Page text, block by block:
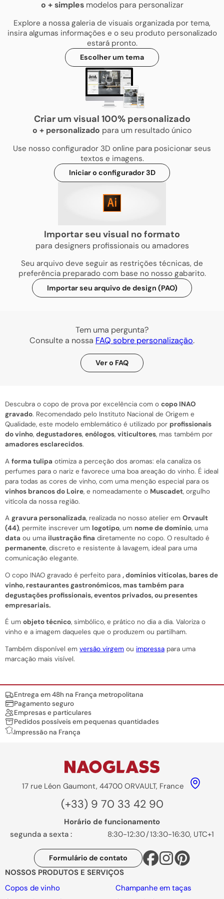
o +simplesmodelos para personalizar
Explore a nossa galeria de visuais organizada por tema,
insira algumas informações e o seu produto personalizado
estará pronto.
Escolher um tema
Criar um visual 100% personalizado
o + personalizado para um resultado único
Use nosso configurador 3D online para posicionar seus
textos e imagens.
Iniciar o configurador 3D
Importar seu visual no formato
para designers profissionais ou amadores
Seu arquivo deve seguir as restrições técnicas, de
preferência preparado com base no nosso gabarito.
Importar seu arquivo de design (PAO)
Tem uma pergunta?
Consulte a nossa FAQ sobre personalização.
Ver o FAQ
Descubra o copo de prova por excelência com o copo INAO
gravado. Recomendado pelo Instituto Nacional de Origem e
Qualidade, este modelo emblemático é utilizado por profissionais
do vinho, degustadores, enólogos, viticultores, mas também por
amadores esclarecidos.
A forma tulipa otimiza a perceção dos aromas: ela canaliza os
perfumes para o nariz e favorece uma boa areação do vinho. É ideal
para todas as cores de vinho, com uma menção especial para os
vinhos brancos do Loire, e nomeadamente o Muscadet, orgulho
vitícola da nossa região.
A gravura personalizada, realizada no nosso atelier em Orvault
(44), permite inscrever um logotipo, um nome de domínio, uma
data ou uma ilustração fina diretamente no copo. O resultado é
permanente, discreto e resistente à lavagem, ideal para uma
comunicação elegante.
O copo INAO gravado é perfeito para ,domínios vitícolas, bares de
vinho, restaurantes gastronómicos, mas também para
degustações profissionais,eventos privados, ou presentes
empresariais.
É um objeto técnico, simbólico, e prático no dia a dia. Valoriza o
vinho e a imagem daqueles que o produzem ou partilham.
Também disponível em versão virgem ou impressa para uma
marcação mais visível.
Nos engagements
Entrega em 48h na França metropolitana
Pagamento seguro
Empresas e particulares
Pedidos possíveis em pequenas quantidades
Impressão na França
17 rue Léon Gaumont, 44700 ORVAULT, France
(+33) 9 70 33 42 90
Horário de funcionamento
segunda a sexta :
8:30-12:30/13:30-16:30, UTC+1
Formulário de contato
NOSSOS PRODUTOS E SERVIÇOS
Copos de vinho
Champanhe em taças